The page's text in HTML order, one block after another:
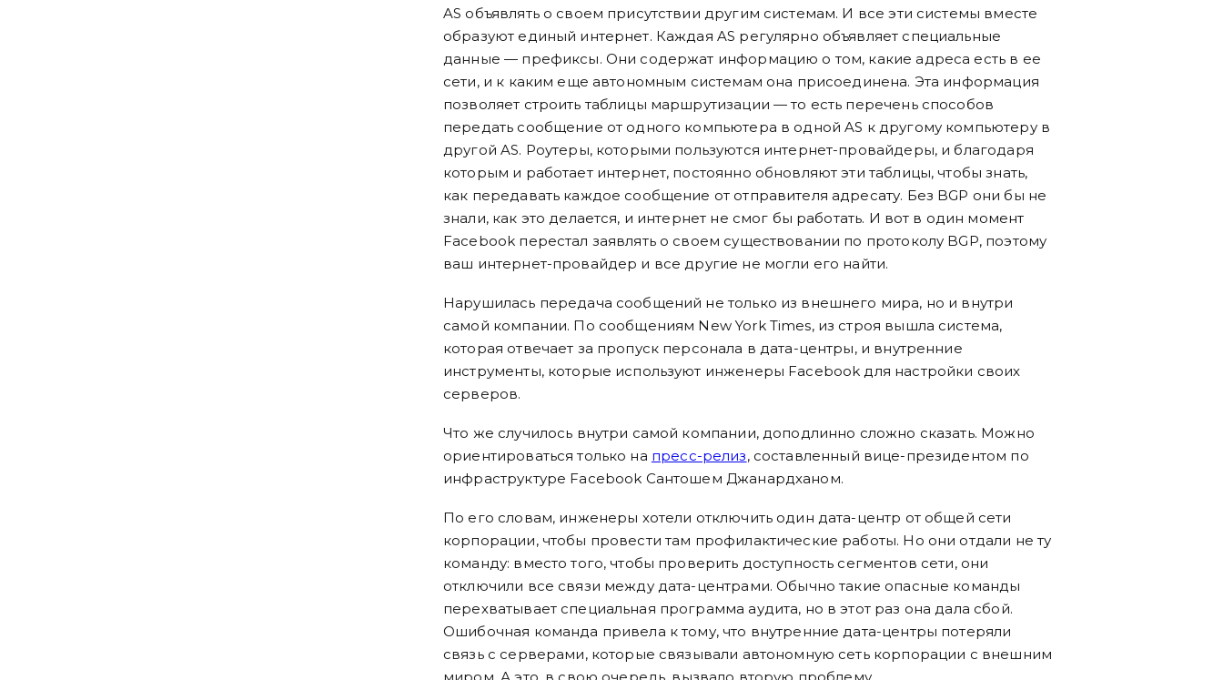
AS объявлять о своем присутствии другим системам. И все эти системы вместе
образуют единый интернет. Каждая AS регулярно объявляет специальные
данные — префиксы. Они содержат информацию о том, какие адреса есть в ее
сети, и к каким еще автономным системам она присоединена. Эта информация
позволяет строить таблицы маршрутизации — то есть перечень способов
передать сообщение от одного компьютера в одной AS к другому компьютеру в
другой AS. Роутеры, которыми пользуются интернет-провайдеры, и благодаря
которым и работает интернет, постоянно обновляют эти таблицы, чтобы знать,
как передавать каждое сообщение от отправителя адресату. Без BGP они бы не
знали, как это делается, и интернет не смог бы работать. И вот в один момент
Facebook перестал заявлять о своем существовании по протоколу BGP, поэтому
ваш интернет-провайдер и все другие не могли его найти.
Нарушилась передача сообщений не только из внешнего мира, но и внутри
самой компании. По сообщениям New York Times, из строя вышла система,
которая отвечает за пропуск персонала в дата-центры, и внутренние
инструменты, которые используют инженеры Facebook для настройки своих
серверов.
Что же случилось внутри самой компании, доподлинно сложно сказать. Можно
ориентироваться только на пресс-релиз, составленный вице-президентом по
инфраструктуре Facebook Сантошем Джанардханом.
По его словам, инженеры хотели отключить один дата-центр от общей сети
корпорации, чтобы провести там профилактические работы. Но они отдали не ту
команду: вместо того, чтобы проверить доступность сегментов сети, они
отключили все связи между дата-центрами. Обычно такие опасные команды
перехватывает специальная программа аудита, но в этот раз она дала сбой.
Ошибочная команда привела к тому, что внутренние дата-центры потеряли
связь с серверами, которые связывали автономную сеть корпорации с внешним